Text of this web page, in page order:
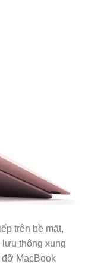
trên bề mặt,
thông xung
MacBook